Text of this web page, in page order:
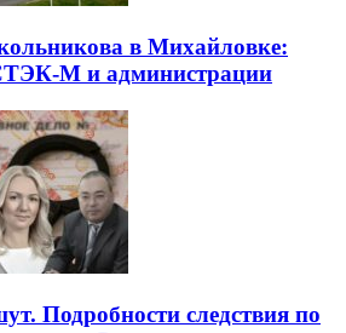
в Михайловке:
М и администрации
Подробности следствия по